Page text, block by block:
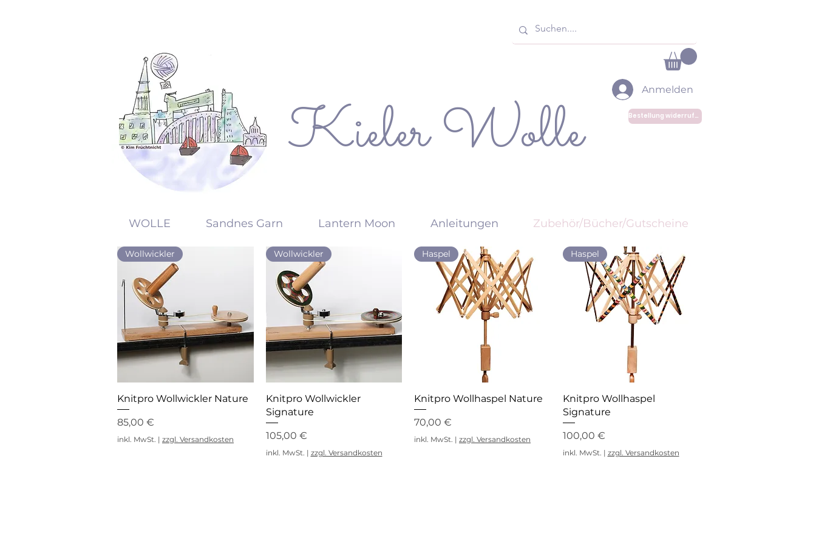
Kieler Wolle
Anmelden
Bestellung widerrufen
KW
WOLLE Sandnes Garn Lantern Moon Anleitungen Zubehör/Bücher/Gutscheine
Schnellansicht
Wollwickler
Knitpro Wollwickler Nature
Preis
85,00 €
inkl. MwSt. | zzgl. Versandkosten
Schnellansicht
Wollwickler
Knitpro Wollwickler
Signature
Preis
105,00 €
inkl. MwSt. | zzgl. Versandkosten
Schnellansicht
Haspel
Knitpro Wollhaspel Nature
Preis
70,00 €
inkl. MwSt. | zzgl. Versandkosten
Schnellansicht
Haspel
Knitpro Wollhaspel
Signature
Preis
100,00 €
inkl. MwSt. | zzgl. Versandkosten